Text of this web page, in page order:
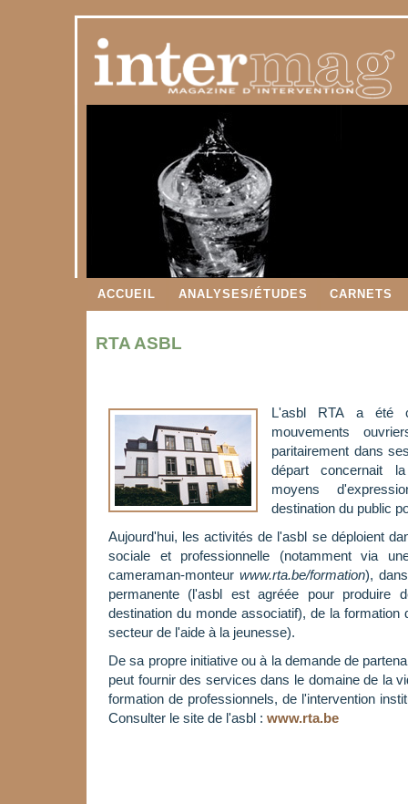
ACCUEIL ANALYSES/ÉTUDES CARNETS
RTA ASBL
L'asbl RTA a été
mouvements
paritairement dans
départ concernait
moyens
destination du public
Aujourd'hui, les activités de l'asbl se déploient
sociale et professionnelle (notamment via
cameraman-monteur www.rta.be/formation),
permanente (l'asbl est agréée pour produire
destination du monde associatif), de la formation
secteur de l'aide à la jeunesse).
De sa propre initiative ou à la demande de
peut fournir des services dans le domaine de la
formation de professionnels, de l'intervention
Consulter le site de l'asbl : www.rta.be